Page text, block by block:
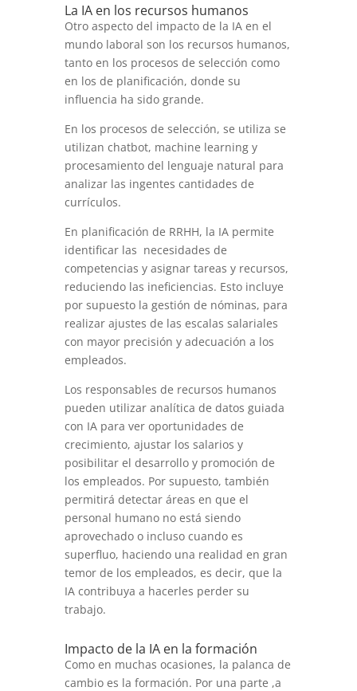
La IA en los recursos humanos
Otro aspecto del impacto de la IA en el
mundo laboral son los recursos humanos,
tanto en los procesos de selección como
en los de planificación, donde su
influencia ha sido grande.
En los procesos de selección, se utiliza se
utilizan chatbot, machine learning y
procesamiento del lenguaje natural para
analizar las ingentes cantidades de
currículos.
En planificación de RRHH, la IA permite
identificar las necesidades de
competencias y asignar tareas y recursos,
reduciendo las ineficiencias. Esto incluye
por supuesto la gestión de nóminas, para
realizar ajustes de las escalas salariales
con mayor precisión y adecuación a los
empleados.
Los responsables de recursos humanos
pueden utilizar analítica de datos guiada
con IA para ver oportunidades de
crecimiento, ajustar los salarios y
posibilitar el desarrollo y promoción de
los empleados. Por supuesto, también
permitirá detectar áreas en que el
personal humano no está siendo
aprovechado o incluso cuando es
superfluo, haciendo una realidad en gran
temor de los empleados, es decir, que la
IA contribuya a hacerles perder su
trabajo.
Impacto de la IA en la formación
Como en muchas ocasiones, la palanca de
cambio es la formación. Por una parte ,a